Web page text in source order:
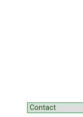
Menu
Skip to content